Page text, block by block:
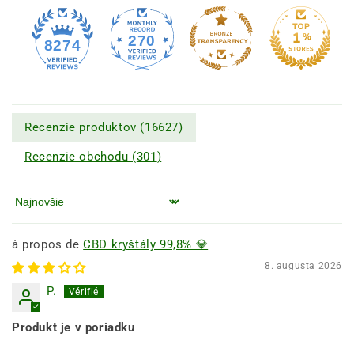
8274 270
Recenzie produktov (16627)
Recenzie obchodu (301)
Zoradiť podľa
CBD kryštály 99,8% 💎
8. augusta 2026
P.
Produkt je v poriadku